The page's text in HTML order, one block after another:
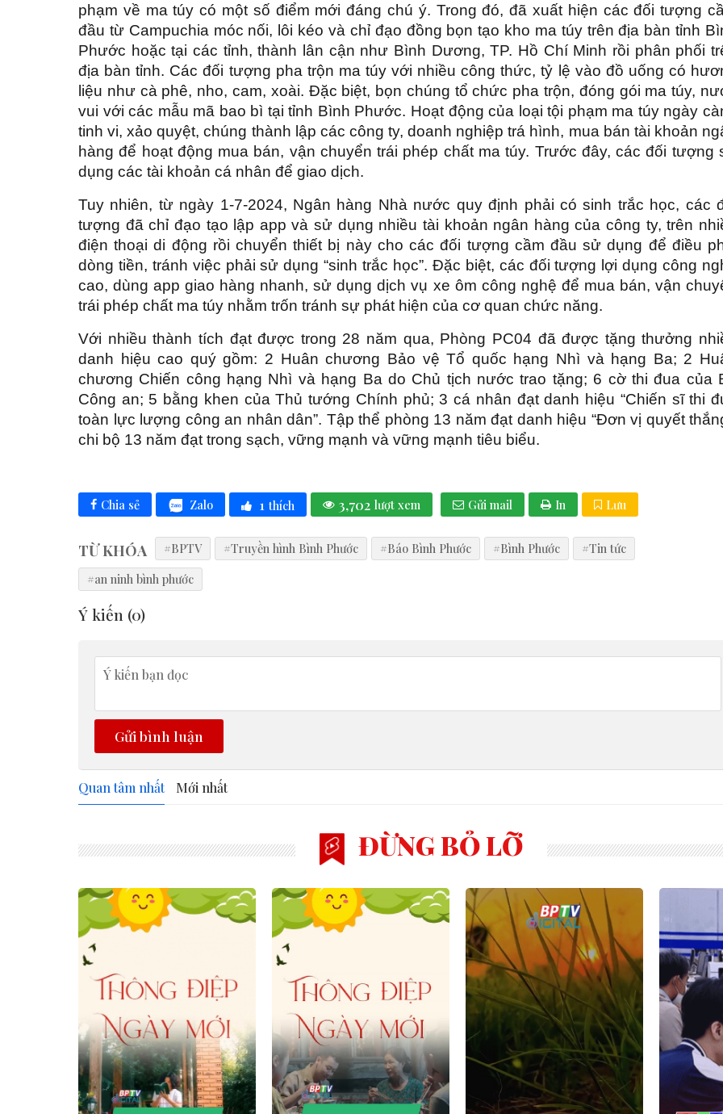
phạm về ma túy có một số điểm mới đáng chú ý. Trong đó, đã xuất hiện các đối tượng
đầu từ Campuchia móc nối, lôi kéo và chỉ đạo đồng bọn tạo kho ma túy trên địa bàn tỉnh
Phước hoặc tại các tỉnh, thành lân cận như Bình Dương, TP. Hồ Chí Minh rồi phân phối
địa bàn tỉnh. Các đối tượng pha trộn ma túy với nhiều công thức, tỷ lệ vào đồ uống có
liệu như cà phê, nho, cam, xoài. Đặc biệt, bọn chúng tổ chức pha trộn, đóng gói ma túy,
vui với các mẫu mã bao bì tại tỉnh Bình Phước. Hoạt động của loại tội phạm ma túy ngày
tinh vi, xảo quyệt, chúng thành lập các công ty, doanh nghiệp trá hình, mua bán tài khoản
hàng để hoạt động mua bán, vận chuyển trái phép chất ma túy. Trước đây, các đối tượng
dụng các tài khoản cá nhân để giao dịch.
Tuy nhiên, từ ngày 1-7-2024, Ngân hàng Nhà nước quy định phải có sinh trắc học, các
tượng đã chỉ đạo tạo lập app và sử dụng nhiều tài khoản ngân hàng của công ty, trên
điện thoại di động rồi chuyển thiết bị này cho các đối tượng cầm đầu sử dụng để điều
dòng tiền, tránh việc phải sử dụng “sinh trắc học”. Đặc biệt, các đối tượng lợi dụng công
cao, dùng app giao hàng nhanh, sử dụng dịch vụ xe ôm công nghệ để mua bán, vận
trái phép chất ma túy nhằm trốn tránh sự phát hiện của cơ quan chức năng.
Với nhiều thành tích đạt được trong 28 năm qua, Phòng PC04 đã được tặng thưởng
danh hiệu cao quý gồm: 2 Huân chương Bảo vệ Tổ quốc hạng Nhì và hạng Ba; 2
chương Chiến công hạng Nhì và hạng Ba do Chủ tịch nước trao tặng; 6 cờ thi đua của
Công an; 5 bằng khen của Thủ tướng Chính phủ; 3 cá nhân đạt danh hiệu “Chiến sĩ thi
toàn lực lượng công an nhân dân”. Tập thể phòng 13 năm đạt danh hiệu “Đơn vị quyết
chi bộ 13 năm đạt trong sạch, vững mạnh và vững mạnh tiêu biểu.
Chia sẻ Zalo 1 thích 3,702 lượt xem Gửi mail In Lưu
TỪ KHÓA #BPTV #Truyền hình Bình Phước #Báo Bình Phước #Bình Phước
#Tin tức
#an ninh bình phước
Ý kiến (0)
Gửi bình luận
Quan tâm nhất Mới nhất
ĐỪNG BỎ LỠ